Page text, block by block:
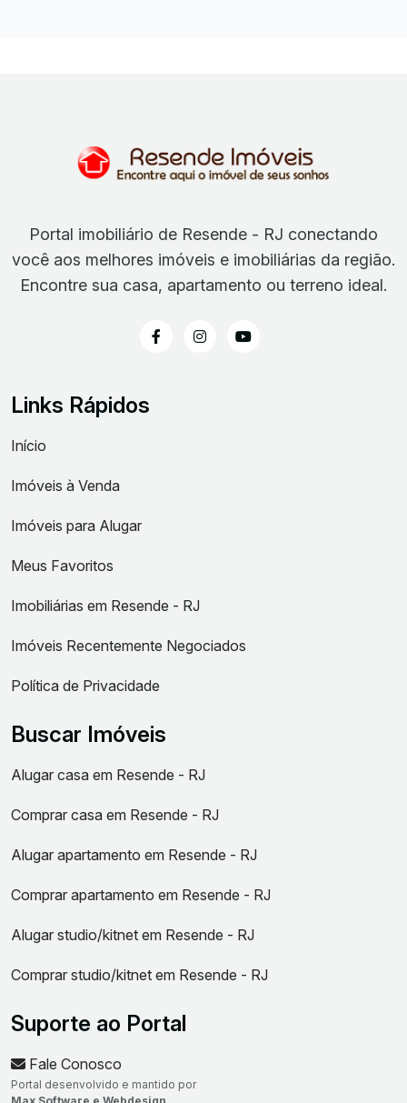
Portal imobiliário de Resende - RJ conectando
você aos melhores imóveis e imobiliárias da região.
Encontre sua casa, apartamento ou terreno ideal.
Links Rápidos
Início
Imóveis à Venda
Imóveis para Alugar
Meus Favoritos
Imobiliárias em Resende - RJ
Imóveis Recentemente Negociados
Política de Privacidade
Buscar Imóveis
Alugar casa em Resende - RJ
Comprar casa em Resende - RJ
Alugar apartamento em Resende - RJ
Comprar apartamento em Resende - RJ
Alugar studio/kitnet em Resende - RJ
Comprar studio/kitnet em Resende - RJ
Suporte ao Portal
Fale Conosco
Portal desenvolvido e mantido por